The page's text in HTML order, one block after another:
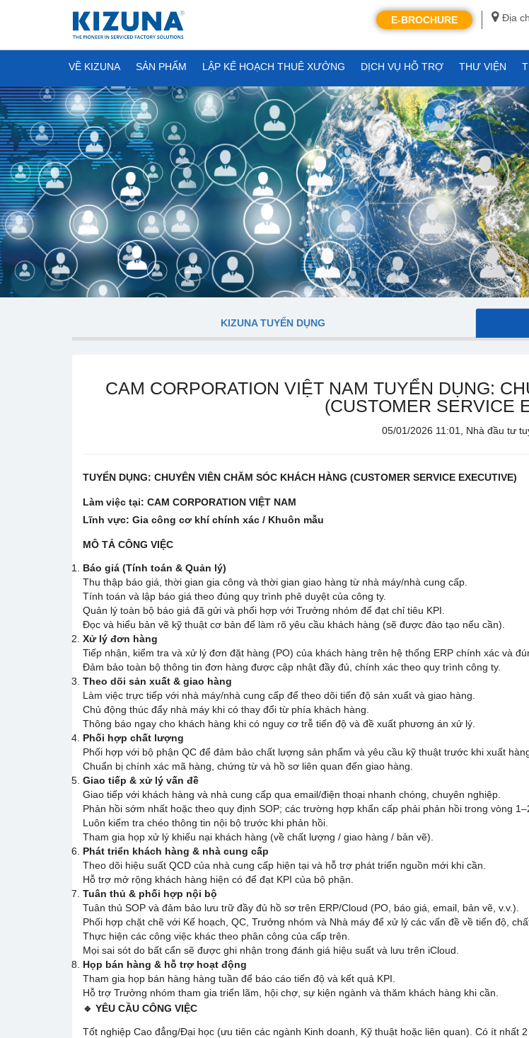
Địa
E-BROCHURE
VỀ KIZUNA SẢN PHẨM LẬP KẾ HOẠCH THUÊ XƯỞNG DỊCH VỤ HỖ TRỢ THƯ VIỆN
KIZUNA TUYỂN DỤNG
CAM CORPORATION VIỆT NAM TUYỂN DỤNG:
(CUSTOMER SERVICE
05/01/2026 11:01, Nhà đầu tư
TUYỂN DỤNG: CHUYÊN VIÊN CHĂM SÓC KHÁCH HÀNG (CUSTOMER SERVICE EXECUTIVE)
Làm việc tại: CAM CORPORATION VIỆT NAM
Lĩnh vực: Gia công cơ khí chính xác / Khuôn mẫu
MÔ TẢ CÔNG VIỆC
Báo giá (Tính toán & Quản lý)
Thu thập báo giá, thời gian gia công và thời gian giao hàng từ nhà máy/nhà cung cấp.
Tính toán và lập báo giá theo đúng quy trình phê duyệt của công ty.
Quản lý toàn bộ báo giá đã gửi và phối hợp với Trưởng nhóm để đạt chỉ tiêu KPI.
Đọc và hiểu bản vẽ kỹ thuật cơ bản để làm rõ yêu cầu khách hàng (sẽ được đào tạo nếu cần).
Xử lý đơn hàng
Tiếp nhận, kiểm tra và xử lý đơn đặt hàng (PO) của khách hàng trên hệ thống ERP chính xác và
Đảm bảo toàn bộ thông tin đơn hàng được cập nhật đầy đủ, chính xác theo quy trình công ty.
Theo dõi sản xuất & giao hàng
Làm việc trực tiếp với nhà máy/nhà cung cấp để theo dõi tiến độ sản xuất và giao hàng.
Chủ động thúc đẩy nhà máy khi có thay đổi từ phía khách hàng.
Thông báo ngay cho khách hàng khi có nguy cơ trễ tiến độ và đề xuất phương án xử lý.
Phối hợp chất lượng
Phối hợp với bộ phận QC để đảm bảo chất lượng sản phẩm và yêu cầu kỹ thuật trước khi xuất
Chuẩn bị chính xác mã hàng, chứng từ và hồ sơ liên quan đến giao hàng.
Giao tiếp & xử lý vấn đề
Giao tiếp với khách hàng và nhà cung cấp qua email/điện thoại nhanh chóng, chuyên nghiệp.
Phản hồi sớm nhất hoặc theo quy định SOP; các trường hợp khẩn cấp phải phản hồi trong vòng
Luôn kiểm tra chéo thông tin nội bộ trước khi phản hồi.
Tham gia họp xử lý khiếu nại khách hàng (về chất lượng / giao hàng / bản vẽ).
Phát triển khách hàng & nhà cung cấp
Theo dõi hiệu suất QCD của nhà cung cấp hiện tại và hỗ trợ phát triển nguồn mới khi cần.
Hỗ trợ mở rộng khách hàng hiện có để đạt KPI của bộ phận.
Tuân thủ & phối hợp nội bộ
Tuân thủ SOP và đảm bảo lưu trữ đầy đủ hồ sơ trên ERP/Cloud (PO, báo giá, email, bản vẽ, v.v.).
Phối hợp chặt chẽ với Kế hoạch, QC, Trưởng nhóm và Nhà máy để xử lý các vấn đề về tiến độ,
Thực hiện các công việc khác theo phân công của cấp trên.
Mọi sai sót do bất cẩn sẽ được ghi nhận trong đánh giá hiệu suất và lưu trên iCloud.
Họp bán hàng & hỗ trợ hoạt động
Tham gia họp bán hàng hàng tuần để báo cáo tiến độ và kết quả KPI.
Hỗ trợ Trưởng nhóm tham gia triển lãm, hội chợ, sự kiện ngành và thăm khách hàng khi cần.
🔹 YÊU CẦU CÔNG VIỆC
Tốt nghiệp Cao đẳng/Đại học (ưu tiên các ngành Kinh doanh, Kỹ thuật hoặc liên quan). Có ít nhất